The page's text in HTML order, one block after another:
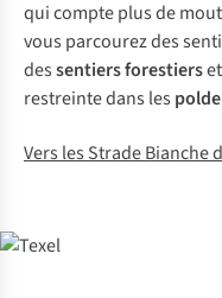
qui compte plus de
vous parcourez des
dessentiers forestiers
restreinte dans les
Vers les Strade Bianche